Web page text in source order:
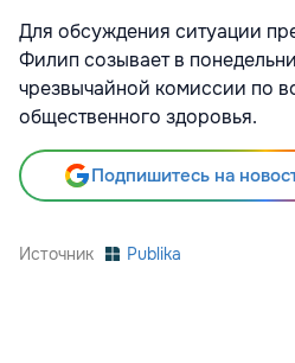
Для обсуждения ситуации
Филип созывает в
чрезвычайной комиссии по
общественного здоровья.
Подпишитесь на
Источник Publika